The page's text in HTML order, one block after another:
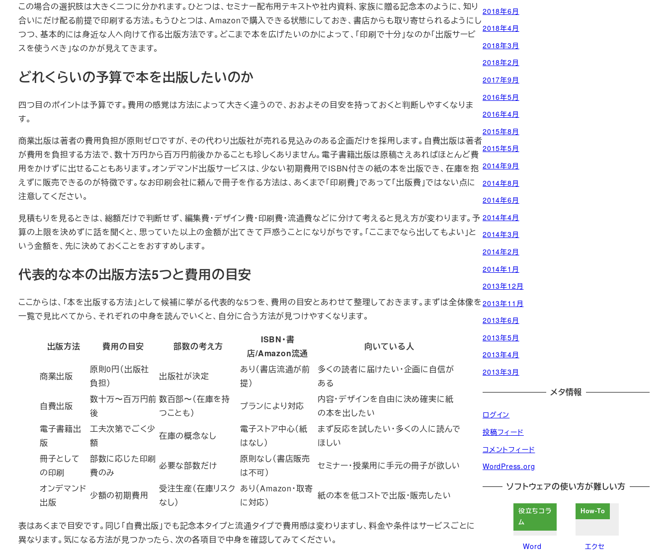
この場合の選択肢は大きく二つに分かれます。ひとつは、セミナー配布用テキストや社内資料、家族に贈る記念本のように、知り
合いにだけ配る前提で印刷する方法。もうひとつは、Amazonで購入できる状態にしておき、書店からも取り寄せられるようにし
つつ、基本的には身近な人へ向けて作る出版方法です。どこまで本を広げたいのかによって、「印刷で十分」なのか「出版サービ
スを使うべき」なのかが見えてきます。
どれくらいの予算で本を出版したいのか
四つ目のポイントは予算です。費用の感覚は方法によって大きく違うので、おおよその目安を持っておくと判断しやすくなりま
す。
商業出版は著者の費用負担が原則ゼロですが、その代わり出版社が売れる見込みのある企画だけを採用します。自費出版は著者
が費用を負担する方法で、数十万円から百万円前後かかることも珍しくありません。電子書籍出版は原稿さえあればほとんど費
用をかけずに出せることもあります。オンデマンド出版サービスは、少ない初期費用でISBN付きの紙の本を出版でき、在庫を抱
えずに販売できるのが特徴です。なお印刷会社に頼んで冊子を作る方法は、あくまで「印刷費」であって「出版費」ではない点に
注意してください。
見積もりを見るときは、総額だけで判断せず、編集費・デザイン費・印刷費・流通費などに分けて考えると見え方が変わります。予
算の上限を決めずに話を聞くと、思っていた以上の金額が出てきて戸惑うことになりがちです。「ここまでなら出してもよい」と
いう金額を、先に決めておくことをおすすめします。
代表的な本の出版方法5つと費用の目安
ここからは、「本を出版する方法」として候補に挙がる代表的な5つを、費用の目安とあわせて整理しておきます。まずは全体像を
一覧で見比べてから、それぞれの中身を読んでいくと、自分に合う方法が見つけやすくなります。
出版方法 費用の目安 部数の考え方
ISBN・書
店/Amazon流通
向いている人
商業出版
原則0円（出版社
負担）
出版社が決定
あり（書店流通が前
提）
多くの読者に届けたい・企画に自信が
ある
自費出版
数十万〜百万円前
後
数百部〜（在庫を持
つことも）
プランにより対応
内容・デザインを自由に決め確実に紙
の本を出したい
電子書籍出
版
工夫次第でごく少
額
在庫の概念なし
電子ストア中心（紙
はなし）
まず反応を試したい・多くの人に読んで
ほしい
冊子として
の印刷
部数に応じた印刷
費のみ
必要な部数だけ
原則なし（書店販売
は不可）
セミナー・授業用に手元の冊子が欲しい
オンデマンド
出版
少額の初期費用
受注生産（在庫リスク
なし）
あり（Amazon・取寄
に対応）
紙の本を低コストで出版・販売したい
表はあくまで目安です。同じ「自費出版」でも記念本タイプと流通タイプで費用感は変わりますし、料金や条件はサービスごとに
異なります。気になる方法が見つかったら、次の各項目で中身を確認してみてください。
2018年6月
2018年4月
2018年3月
2018年2月
2017年9月
2016年5月
2016年4月
2015年8月
2015年5月
2014年9月
2014年8月
2014年6月
2014年4月
2014年3月
2014年2月
2014年1月
2013年12月
2013年11月
2013年6月
2013年5月
2013年4月
2013年3月
メタ情報
ログイン
投稿フィード
コメントフィード
WordPress.org
ソフトウェアの使い方が難しい方
役立ちコラ
ム
Word
How-To
エクセ